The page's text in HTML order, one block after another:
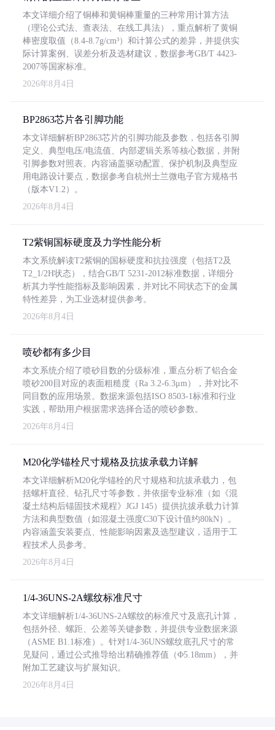
本文详细介绍了铜棒和黄铜棒重量的三种常用计算方法
（理论公式法、查表法、在线工具法），重点解析了黄铜
棒密度取值（8.4-8.7g/cm³）和计算公式的差异，并提供实
际计算案例、误差分析及选材建议，数据参考GB/T 4423-
2007等国家标准。
2026年8月4日
BP2863芯片各引脚功能
本文详细解析BP2863芯片的引脚功能及参数，包括各引脚
定义、典型电压/电流值、内部逻辑关系等核心数据，并附
引脚参数对照表。内容涵盖驱动配置、保护机制及典型应
用电路设计要点，数据参考自杭州士兰微电子官方规格书
（版本V1.2）。
2026年8月4日
T2紫铜国标硬度及力学性能分析
本文系统解读T2紫铜的国标硬度和抗拉强度（包括T2及
T2_1/2H状态），结合GB/T 5231-2012标准数据，详细分
析其力学性能指标及影响因素，并对比不同状态下的金属
特性差异，为工业选材提供参考。
2026年8月4日
喷砂都有多少目
本文系统介绍了喷砂目数的分级标准，重点分析了铝合金
喷砂200目对应的表面粗糙度（Ra 3.2-6.3μm），并对比不
同目数的应用场景。数据来源包括ISO 8503-1标准和行业
实践，帮助用户根据需求选择合适的喷砂参数。
2026年8月4日
M20化学锚栓尺寸规格及抗拔承载力详解
本文详细解析M20化学锚栓的尺寸规格和抗拔承载力，包
括螺杆直径、钻孔尺寸等参数，并依据专业标准（如《混
凝土结构后锚固技术规程》JGJ 145）提供抗拔承载力计算
方法和典型数值（如混凝土强度C30下设计值约80kN）。
内容涵盖安装要点、性能影响因素及选型建议，适用于工
程技术人员参考。
2026年8月4日
1/4-36UNS-2A螺纹标准尺寸
本文详细解析1/4-36UNS-2A螺纹的标准尺寸及底孔计算，
包括外径、螺距、公差等关键参数，并提供专业数据来源
（ASME B1.1标准）。针对1/4-36UNS螺纹底孔尺寸的常
见疑问，通过公式推导给出精确推荐值（Φ5.18mm），并
附加工艺建议与扩展知识。
2026年8月4日